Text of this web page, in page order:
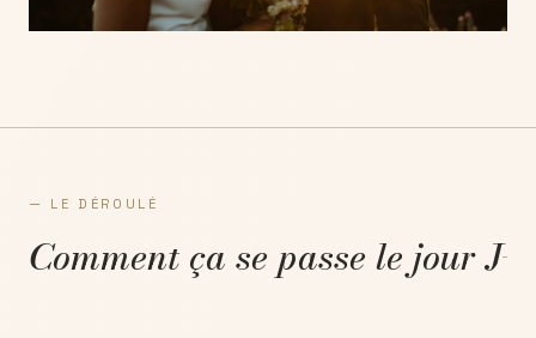
— LE DÉROULÉ
Comment ça se passe le jour J